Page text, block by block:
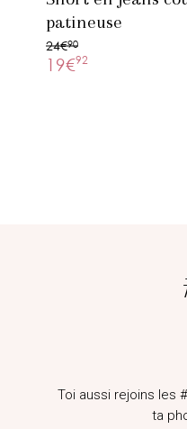
patineuse
24€90
19€92
Toi aussi rejoins les
ta